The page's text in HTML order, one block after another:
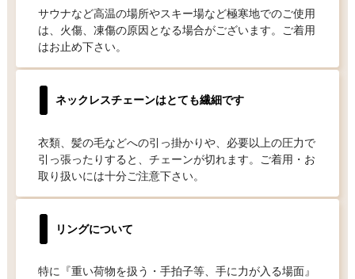
サウナなど高温の場所やスキー場など極寒地でのご使用
は、火傷、凍傷の原因となる場合がございます。ご着用
はお止め下さい。
ネックレスチェーンはとても繊細です
衣類、髪の毛などへの引っ掛かりや、必要以上の圧力で
引っ張ったりすると、チェーンが切れます。ご着用・お
取り扱いには十分ご注意下さい。
リングについて
特に『重い荷物を扱う・手拍子等、手に力が入る場面』